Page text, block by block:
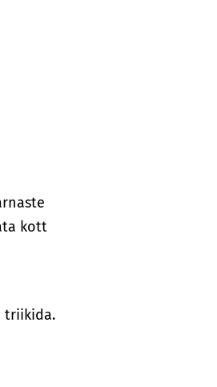
kott
triikida.